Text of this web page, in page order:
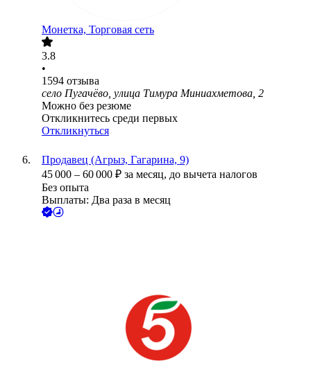
Монетка, Торговая сеть
3.8
•
1594 отзыва
село Пугачёво, улица Тимура Миниахметова, 2
Можно без резюме
Откликнитесь среди первых
Откликнуться
Продавец (Агрыз, Гагарина, 9)
45 000 – 60 000 ₽ за месяц, до вычета налогов
Без опыта
Выплаты: Два раза в месяц